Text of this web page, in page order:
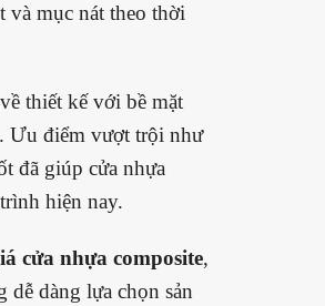
và mục nát theo thời
thiết kế với bề mặt
Ưu điểm vượt trội như
đã giúp cửa nhựa
hiện nay.
cửa nhựa composite,
dễ dàng lựa chọn sản